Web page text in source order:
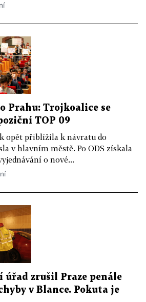
Prahu: Trojkoalice se
TOP 09
opět přiblížila k návratu do
v hlavním městě. Po ODS získala
o nové...
zrušil Praze penále
v Blance. Pokuta je